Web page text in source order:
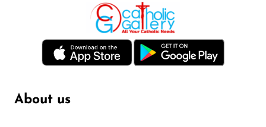
About us